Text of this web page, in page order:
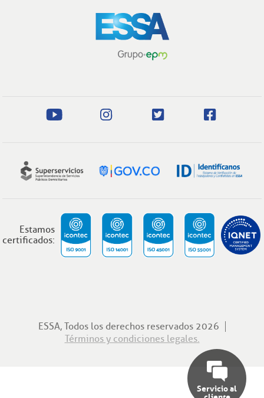
Servicio al
Estamos
certificados:
ESSA, Todos los derechos reservados 2026
Términos y condiciones legales.